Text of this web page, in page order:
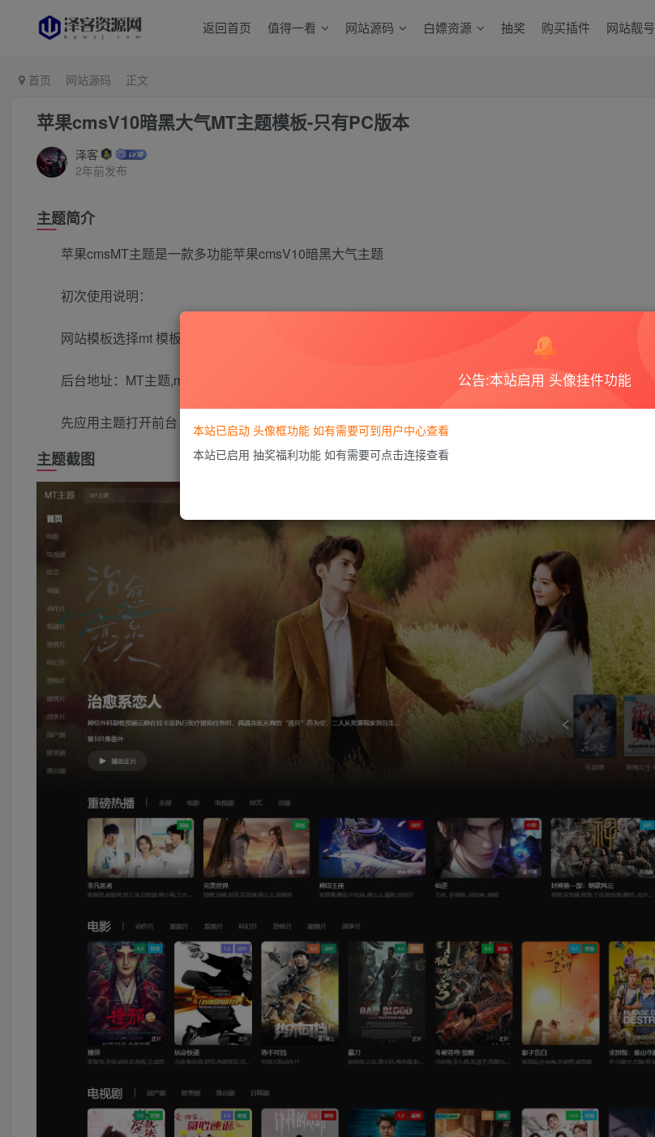
返回首页 值得一看 网站源码 白嫖资源 抽奖 购买插件 网站靓号
首页 网站源码 正文
苹果cmsV10暗黑大气MT主题模板-只有PC版本
泽客
2年前发布
主题简介
苹果cmsMT主题是一款多功能苹果cmsV10暗黑大气主题
初次使用说明：
网站模板选择mt 模板目录填写html
后台地址：MT主题,mt/mtset
先应用主题打开前台，再点击后台。
主题截图
公告:本站启用 头像挂件功能
本站已启动 头像框功能 如有需要可到用户中心查看
本站已启用 抽奖福利功能 如有需要可点击连接查看